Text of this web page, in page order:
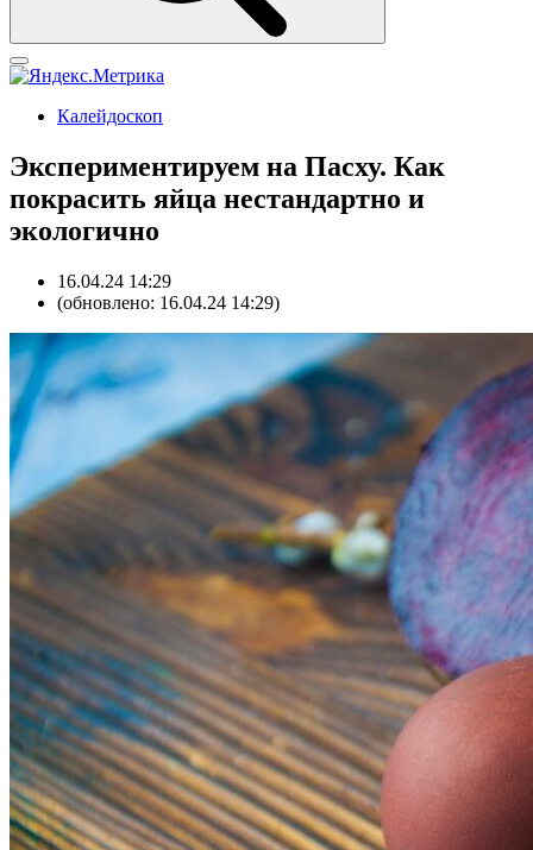
Калейдоскоп
Экспериментируем на Пасху. Как
покрасить яйца нестандартно и
экологично
16.04.24 14:29
(обновлено: 16.04.24 14:29)